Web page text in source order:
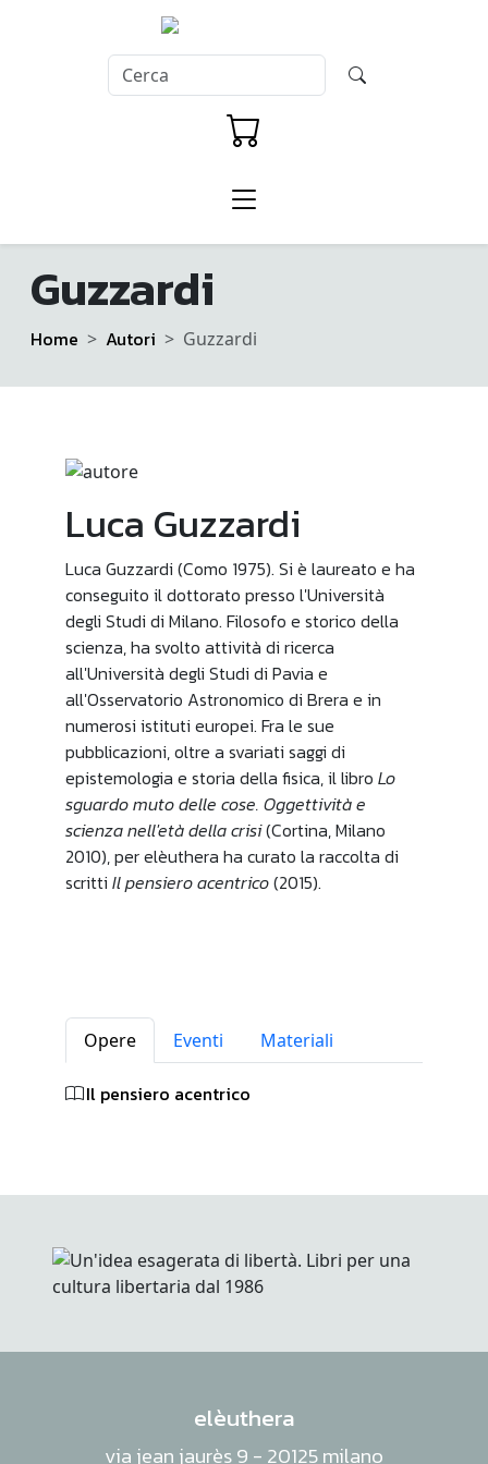
Guzzardi
Home Autori Guzzardi
Luca Guzzardi
Luca Guzzardi (Como 1975). Si è laureato e ha
conseguito il dottorato presso l'Università
degli Studi di Milano. Filosofo e storico della
scienza, ha svolto attività di ricerca
all'Università degli Studi di Pavia e
all'Osservatorio Astronomico di Brera e in
numerosi istituti europei. Fra le sue
pubblicazioni, oltre a svariati saggi di
epistemologia e storia della fisica, il libro Lo
sguardo muto delle cose. Oggettività e
scienza nell'età della crisi(Cortina, Milano
2010), per elèuthera ha curato la raccolta di
scritti Il pensiero acentrico(2015).
Opere Eventi Materiali
Il pensiero acentrico
elèuthera
via jean jaurès 9 - 20125 milano